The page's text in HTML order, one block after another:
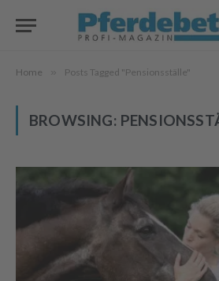
Home » Posts Tagged "Pensionsställe"
BROWSING: